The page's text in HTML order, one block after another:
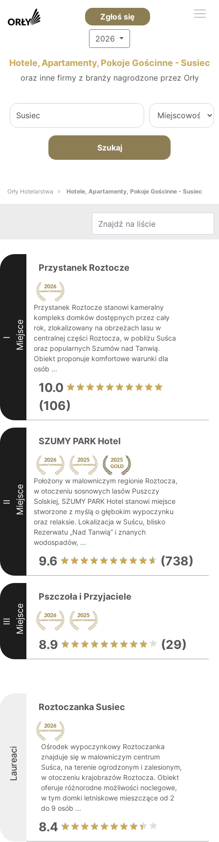
Zgłoś się
2026
Hotele, Apartamenty, Pokoje Gościnne - Susiec
oraz inne firmy z branży nagrodzone przez Orły
Szukaj
Orły Hotelarstwa Hotele, Apartamenty, Pokoje Gościnne - Susiec
I Miejsce
Przystanek Roztocze
Przystanek Roztocze stanowi kameralny
kompleks domków dostępnych przez cały
rok, zlokalizowany na obrzeżach lasu w
centralnej części Roztocza, w pobliżu Suśca
oraz popularnych Szumów nad Tanwią.
Obiekt proponuje komfortowe warunki dla
osób ...
10.0
(106)
II Miejsce
SZUMY PARK Hotel
Położony w malowniczym regionie Roztocza,
w otoczeniu sosnowych lasów Puszczy
Solskiej, SZUMY PARK Hotel stanowi miejsce
stworzone z myślą o głębokim wypoczynku
oraz relaksie. Lokalizacja w Suścu, blisko
Rezerwatu „Nad Tanwią” i znanych
wodospadów, ...
9.6 (738)
III Miejsce
Pszczoła i Przyjaciele
8.9 (29)
Laureaci
Roztoczanka Susiec
Ośrodek wypoczynkowy Roztoczanka
znajduje się w malowniczym centrum
Suśca, na terenie ogrodzonym i zalesionym,
w otoczeniu krajobrazów Roztocza. Obiekt
oferuje różnorodne możliwości noclegowe,
w tym domki letniskowe mieszczące od 2
do 9 osób ...
8.4